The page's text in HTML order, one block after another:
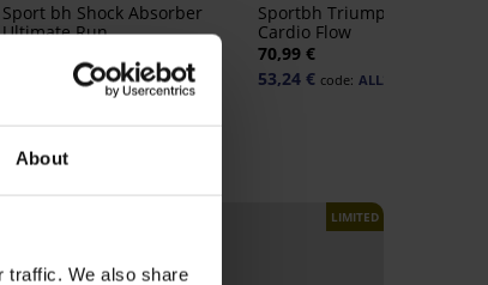
About
traffic. We also share
Sport bh Shock Absorber
Ultimate Run
code: ALL25
Sportbh Triumph Triaction
Cardio Flow
70,99 €
53,24 € code: ALL25
LIMITED